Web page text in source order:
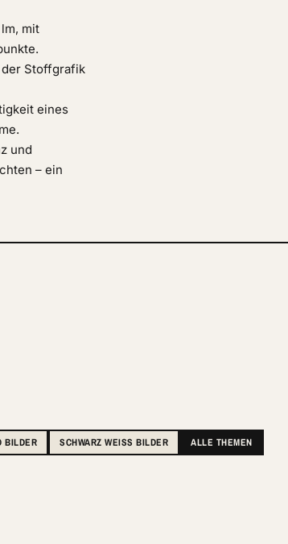
mit
der Stoffgrafik
eines
und
– ein
BILDER SCHWARZ WEISS BILDER ALLE THEMEN